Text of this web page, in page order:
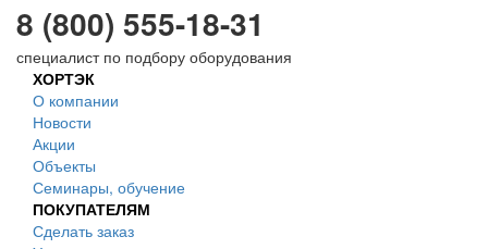
8 (800) 555-18-31
специалист по подбору оборудования
ХОРТЭК
О компании
Новости
Акции
Объекты
Семинары, обучение
ПОКУПАТЕЛЯМ
Сделать заказ